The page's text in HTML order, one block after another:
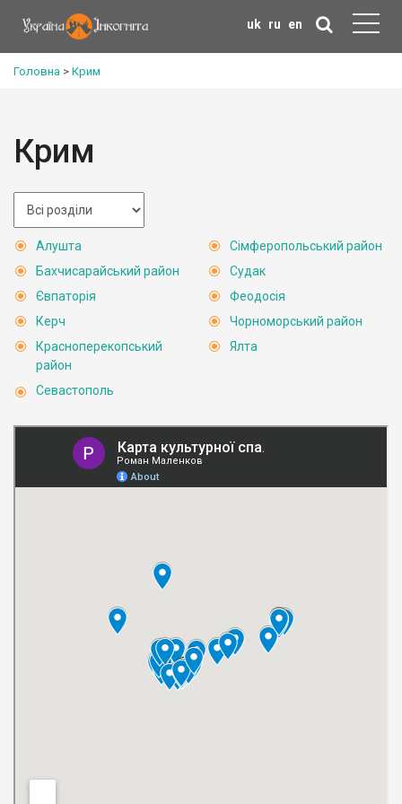
uk ru en
Головна > Крим
Крим
Алушта
Бахчисарайський район
Євпаторія
Керч
Красноперекопський
район
Севастополь
Сімферопольський район
Судак
Феодосія
Чорноморський район
Ялта